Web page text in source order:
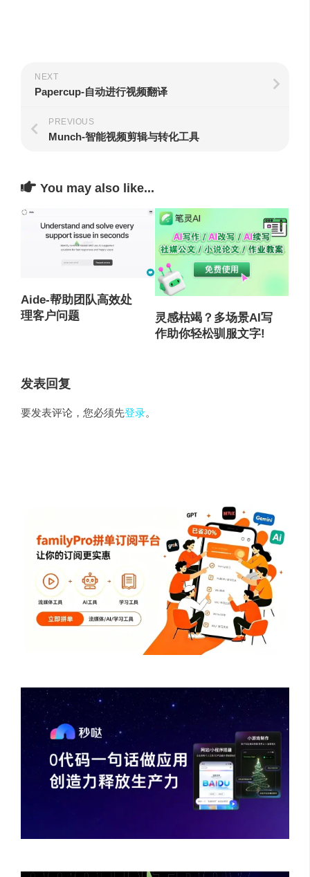
NEXT
Papercup-自动进行视频翻译
PREVIOUS
Munch-智能视频剪辑与转化工具
You may also like...
Aide-帮助团队高效处
理客户问题
灵感枯竭？多场景AI写
作助你轻松驯服文字!
发表回复
要发表评论，您必须先登录。